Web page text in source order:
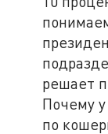
решает
Почему
по